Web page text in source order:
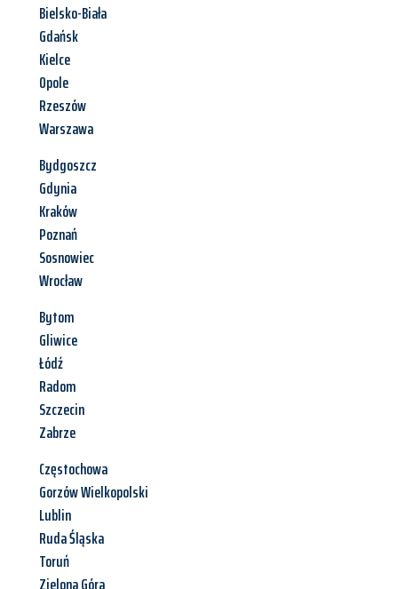
Bielsko-Biała
Gdańsk
Kielce
Opole
Rzeszów
Warszawa
Bydgoszcz
Gdynia
Kraków
Poznań
Sosnowiec
Wrocław
Bytom
Gliwice
Łódź
Radom
Szczecin
Zabrze
Częstochowa
Gorzów Wielkopolski
Lublin
Ruda Śląska
Toruń